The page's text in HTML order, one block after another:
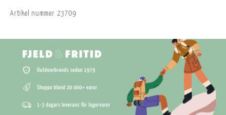
Artikel nummer 23709